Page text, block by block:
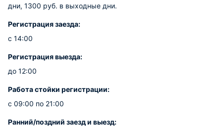
дни, 1300 руб. в выходные дни.
Регистрация заезда:
с 14:00
Регистрация выезда:
до 12:00
Работа стойки регистрации:
с 09:00 по 21:00
Ранний/поздний заезд и выезд: